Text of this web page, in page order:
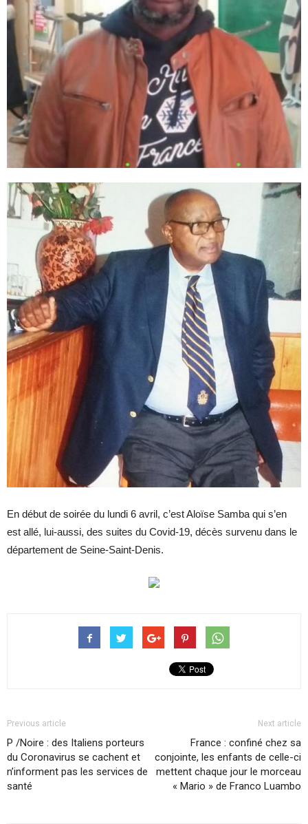
En début de soirée du lundi 6 avril, c’est Aloïse Samba qui s’en
est allé, lui-aussi, des suites du Covid-19, décès survenu dans le
département de Seine-Saint-Denis.
Previous article
P /Noire : des Italiens porteurs
du Coronavirus se cachent et
n’informent pas les services de
santé
Next article
France : confiné chez sa
conjointe, les enfants de celle-ci
mettent chaque jour le morceau
« Mario » de Franco Luambo